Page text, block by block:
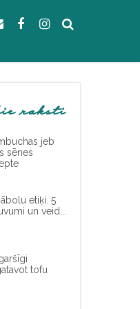
raksti
jeb
sēnes
ābolu etiķi. 5
un veid...
tofu